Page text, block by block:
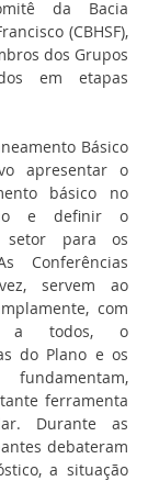
da Bacia
(CBHSF),
dos Grupos
em etapas
Básico
apresentar o
básico no
e definir o
setor para os
Conferências
servem ao
com
a todos, o
do Plano e os
ferramenta
Durante as
debateram
a situação